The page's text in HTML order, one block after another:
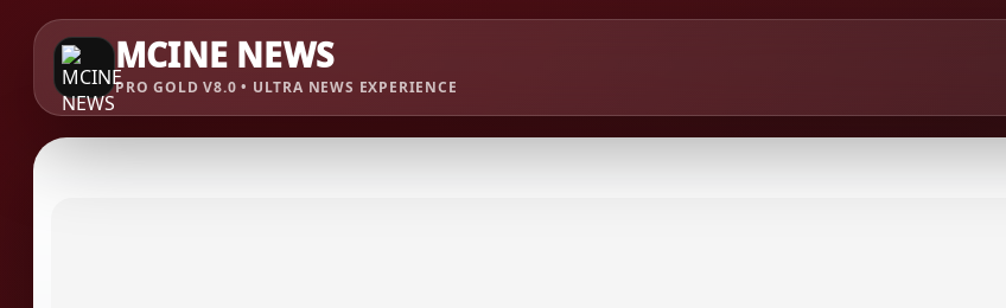
MCINE NEWS
PRO GOLD V8.0 • ULTRA NEWS EXPERIENCE